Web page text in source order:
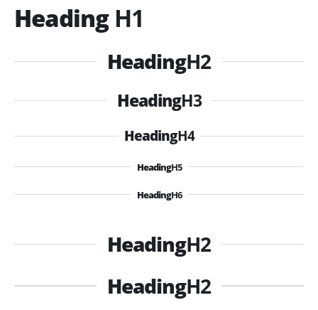
Heading H1
HeadingH2
HeadingH3
HeadingH4
HeadingH5
HeadingH6
HeadingH2
HeadingH2